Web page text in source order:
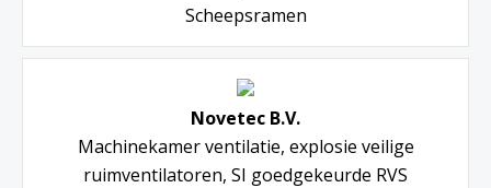
Scheepsramen
Novetec B.V.
Machinekamer ventilatie, explosie veilige
ruimventilatoren, SI goedgekeurde RVS